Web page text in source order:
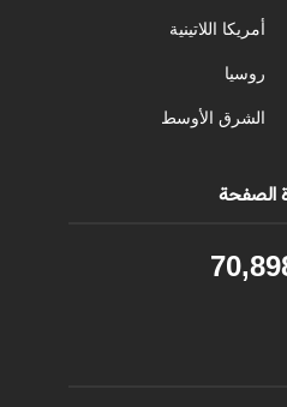
أمريكا اللاتينية
روسيا
الشرق الأوسط
الصفحة